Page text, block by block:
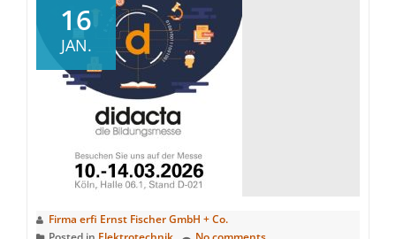
im
16
JAN.
Firma erfi Ernst Fischer GmbH + Co.